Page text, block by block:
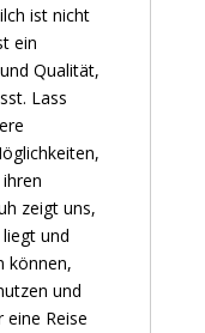
ist nicht
ein
Qualität,
Lass
zeigt uns,
und
können,
und
Reise